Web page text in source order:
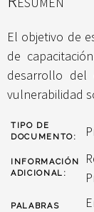
El objetivo de
de
desarrollo del
vulnerabilidad
TIPO DE
DOCUMENTO:
INFORMACIÓN
ADICIONAL:
PALABRAS